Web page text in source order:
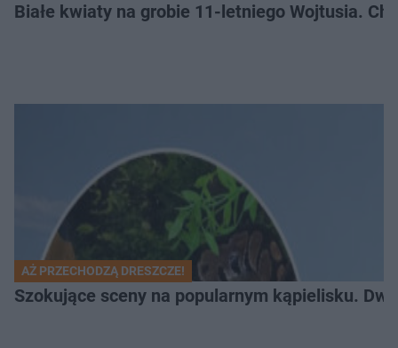
Białe kwiaty na grobie 11-letniego Wojtusia.
AŻ PRZECHODZĄ DRESZCZE!
Szokujące sceny na popularnym kąpielisku.